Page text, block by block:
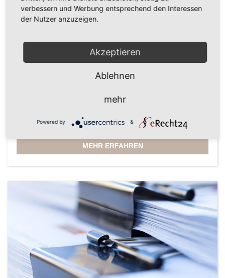
Gesellschaftsrecht, Gesellschaftsgründung,
Gesellschafter- auseinandersetzung
MEHR ERFAHREN
verbessern und Werbung entsprechend den Interessen
der Nutzer anzuzeigen.
Akzeptieren
Ablehnen
mehr
Powered by &